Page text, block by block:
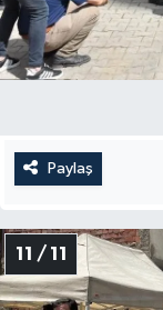
Paylaş
11 / 11